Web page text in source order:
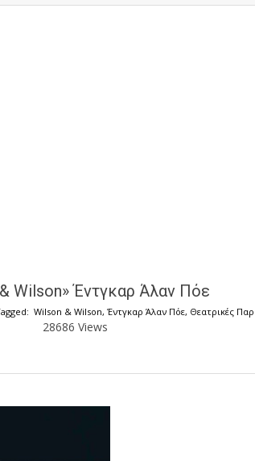
Wilson» Έντγκαρ Άλαν Πόε
Wilson & Wilson, Έντγκαρ Άλαν Πόε, Θεατρικές
28686 Views